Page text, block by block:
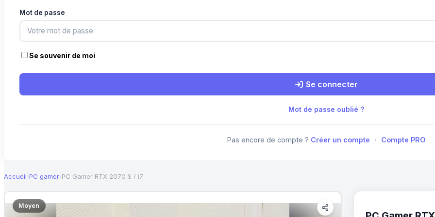
Mot de passe
Se souvenir de moi
Se connecter
Mot de passe oublié ?
Pas encore de compte ? Créer un compte · Compte PRO
Accueil›PC gamer›PC Gamer RTX 2070 S / i7
Moyen